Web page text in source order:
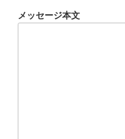
メッセージ本文